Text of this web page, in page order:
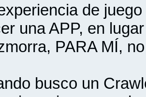
de
una APP, en
PARA MÍ,
busco un